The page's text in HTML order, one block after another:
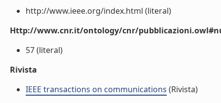
http://www.ieee.org/index.html (literal)
Http://www.cnr.it/ontology/cnr/
57 (literal)
Rivista
IEEE transactions on communications (Rivista)